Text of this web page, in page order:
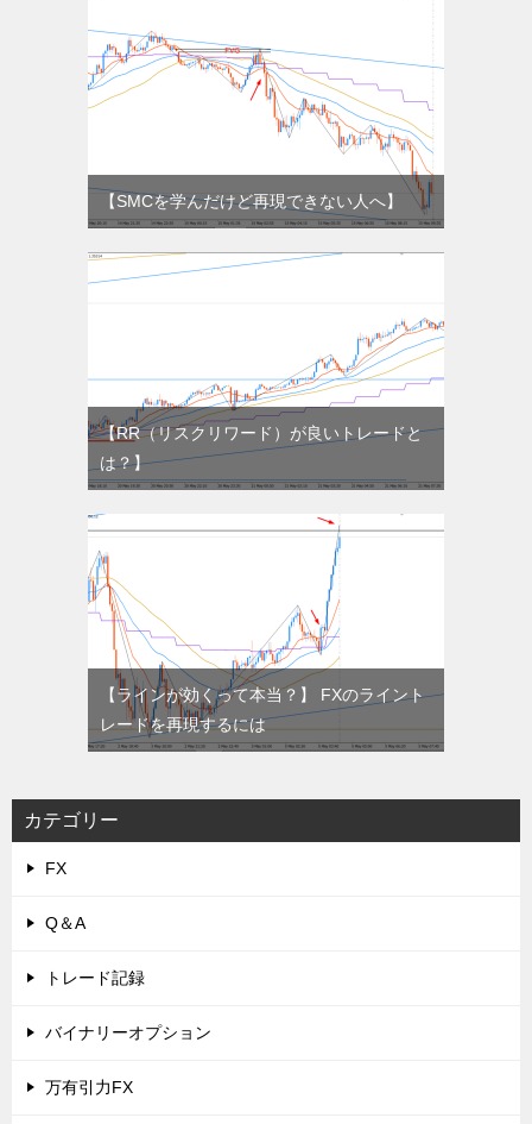
【SMCを学んだけど再現できない人へ】
【RR（リスクリワード）が良いトレードと
は？】
【ラインが効くって本当？】 FXのライント
レードを再現するには
カテゴリー
FX
Q＆A
トレード記録
バイナリーオプション
万有引力FX